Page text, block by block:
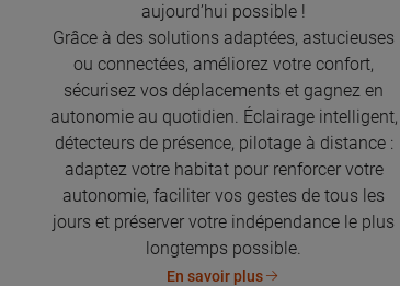
aujourd’hui possible !
Grâce à des solutions adaptées, astucieuses
ou connectées, améliorez votre confort,
sécurisez vos déplacements et gagnez en
autonomie au quotidien. Éclairage intelligent,
détecteurs de présence, pilotage à distance :
adaptez votre habitat pour renforcer votre
autonomie, faciliter vos gestes de tous les
jours et préserver votre indépendance le plus
longtemps possible.
En savoir plus